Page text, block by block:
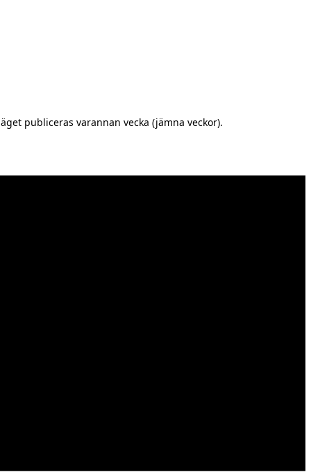
publiceras varannan vecka (jämna veckor).